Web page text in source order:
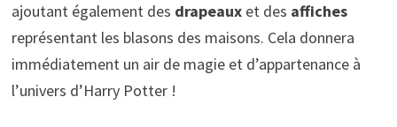
ajoutant également des drapeauxet des affiches
représentant les blasons des maisons. Cela donnera
immédiatement un air de magie et d’appartenance à
l’univers d’Harry Potter !